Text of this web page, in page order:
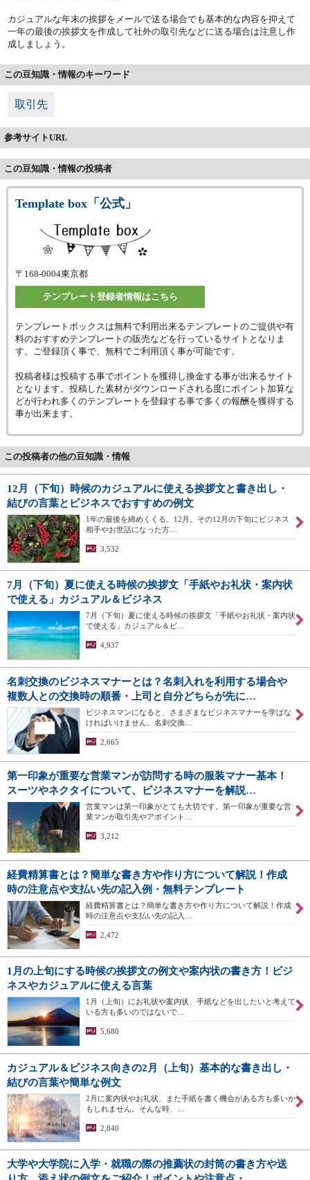
カジュアルな年末の挨拶をメールで送る場合でも基本的な内容を抑えて
一年の最後の挨拶文を作成して社外の取引先などに送る場合は注意し作
成しましょう。
この豆知識・情報のキーワード
取引先
参考サイトURL
この豆知識・情報の投稿者
Template box「公式」
〒168-0004東京都
テンプレート登録者情報はこちら
テンプレートボックスは無料で利用出来るテンプレートのご提供や有
料のおすすめテンプレートの販売などを行っているサイトとなりま
す。ご登録頂く事で、無料でご利用頂く事が可能です。
投稿者様は投稿する事でポイントを獲得し換金する事が出来るサイト
となります。投稿した素材がダウンロードされる度にポイント加算な
どが行われ多くのテンプレートを登録する事で多くの報酬を獲得する
事が出来ます。
この投稿者の他の豆知識・情報
12月（下旬）時候のカジュアルに使える挨拶文と書き出し・
結びの言葉とビジネスでおすすめの例文
1年の最後を締めくくる、12月。その12月の下旬にビジネス
相手やお世話になった方…
3,532
7月（下旬）夏に使える時候の挨拶文「手紙やお礼状・案内状
で使える」カジュアル＆ビジネス
7月（下旬）夏に使える時候の挨拶文「手紙やお礼状・案内状
で使える」カジュアル＆ビ…
4,937
名刺交換のビジネスマナーとは？名刺入れを利用する場合や
複数人との交換時の順番・上司と自分どちらが先に…
ビジネスマンになると、さまざまなビジネスマナーを学ばな
ければいけません。名刺交換…
2,665
第一印象が重要な営業マンが訪問する時の服装マナー基本！
スーツやネクタイについて、ビジネスマナーを解説…
営業マンは第一印象がとても大切です。第一印象が重要な営
業マンが取引先やアポイント…
3,212
経費精算書とは？簡単な書き方や作り方について解説！作成
時の注意点や支払い先の記入例・無料テンプレート
経費精算書とは？簡単な書き方や作り方について解説！作成
時の注意点や支払い先の記入…
2,472
1月の上旬にする時候の挨拶文の例文や案内状の書き方！ビジ
ネスやカジュアルに使える言葉
1月（上旬）にお礼状や案内状、手紙などを出したいと考えて
いる方も多いのではないで…
5,680
カジュアル＆ビジネス向きの2月（上旬）基本的な書き出し・
結びの言葉や簡単な例文
2月に案内状やお礼状、また手紙を書く機会がある方も多いか
もしれません。そんな時、…
2,840
大学や大学院に入学・就職の際の推薦状の封筒の書き方や送